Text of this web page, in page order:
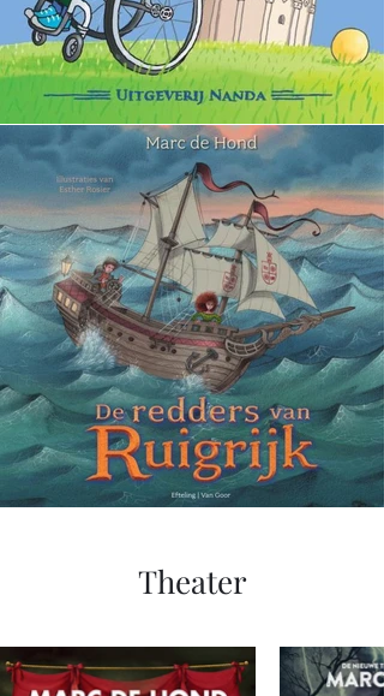
Theater